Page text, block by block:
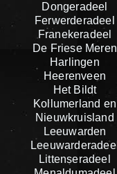
Dongeradeel
Ferwerderadeel
Franekeradeel
De Friese Meren
Harlingen
Heerenveen
Het Bildt
Kollumerland en
Nieuwkruisland
Leeuwarden
Leeuwarderadeel
Littenseradeel